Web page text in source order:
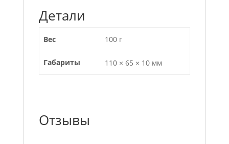
Детали
Вес 100 г
Габариты 110 × 65 × 10 мм
Отзывы